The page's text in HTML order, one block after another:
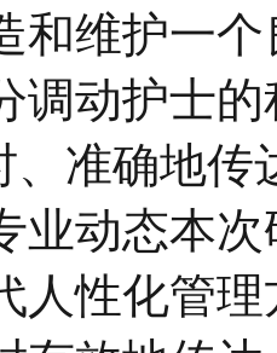
和维护一
调动护士
、准确地
业动态本
人性化管